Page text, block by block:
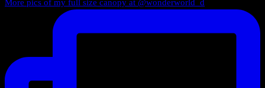
More pics of my full size canopy at @wonderworld_d